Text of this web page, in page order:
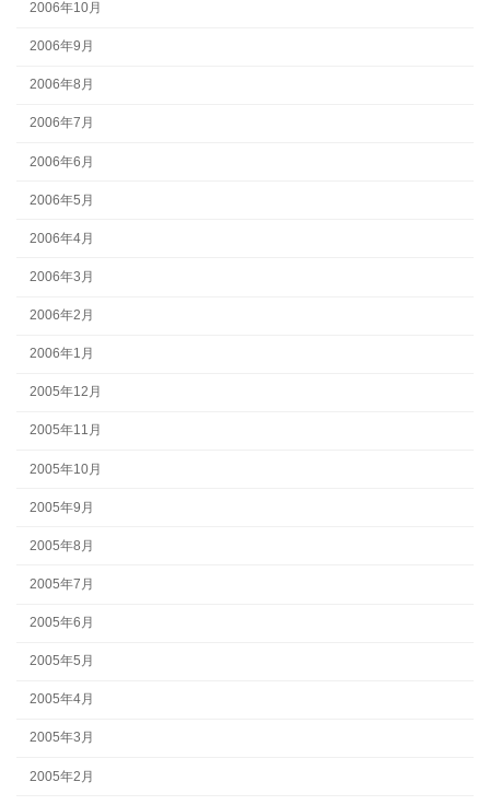
2006年10月
2006年9月
2006年8月
2006年7月
2006年6月
2006年5月
2006年4月
2006年3月
2006年2月
2006年1月
2005年12月
2005年11月
2005年10月
2005年9月
2005年8月
2005年7月
2005年6月
2005年5月
2005年4月
2005年3月
2005年2月